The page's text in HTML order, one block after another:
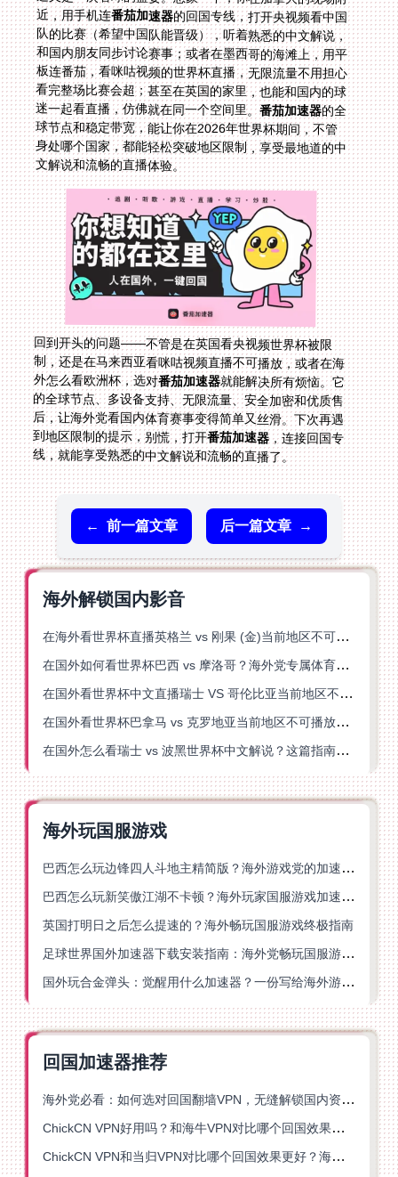
近，用手机连番茄加速器的回国专线，打开央视频看中国
队的比赛（希望中国队能晋级），听着熟悉的中文解说，
和国内朋友同步讨论赛事；或者在墨西哥的海滩上，用平
板连番茄，看咪咕视频的世界杯直播，无限流量不用担心
看完整场比赛会超；甚至在英国的家里，也能和国内的球
迷一起看直播，仿佛就在同一个空间里。番茄加速器的全
球节点和稳定带宽，能让你在2026年世界杯期间，不管
身处哪个国家，都能轻松突破地区限制，享受最地道的中
文解说和流畅的直播体验。
回到开头的问题——不管是在英国看央视频世界杯被限
制，还是在马来西亚看咪咕视频直播不可播放，或者在海
外怎么看欧洲杯，选对番茄加速器就能解决所有烦恼。它
的全球节点、多设备支持、无限流量、安全加密和优质售
后，让海外党看国内体育赛事变得简单又丝滑。下次再遇
到地区限制的提示，别慌，打开番茄加速器，连接回国专
线，就能享受熟悉的中文解说和流畅的直播了。
← 前一篇文章 后一篇文章 →
海外解锁国内影音
在海外看世界杯直播英格兰 vs 刚果 (金)当前地区不可播放？这篇指南帮你突破所有限制
在国外如何看世界杯巴西 vs 摩洛哥？海外党专属体育观赛指南来了
在国外看世界杯中文直播瑞士 VS 哥伦比亚当前地区不可播放？这篇指南帮你搞定
在国外看世界杯巴拿马 vs 克罗地亚当前地区不可播放？这篇指南帮你轻松解决海外体育直播难题
在国外怎么看瑞士 vs 波黑世界杯中文解说？这篇指南帮你搞定所有地区限制问题
海外玩国服游戏
巴西怎么玩边锋四人斗地主精简版？海外游戏党的加速器终极选择
巴西怎么玩新笑傲江湖不卡顿？海外玩家国服游戏加速终极指南（附猫和老鼠一梦江湖实测）
英国打明日之后怎么提速的？海外畅玩国服游戏终极指南
足球世界国外加速器下载安装指南：海外党畅玩国服游戏的终极解决方案
国外玩合金弹头：觉醒用什么加速器？一份写给海外游子的畅玩指南
回国加速器推荐
海外党必看：如何选对回国翻墙VPN，无缝解锁国内资源？
ChickCN VPN好用吗？和海牛VPN对比哪个回国效果更好？
ChickCN VPN和当归VPN对比哪个回国效果更好？海外党亲测后选了它